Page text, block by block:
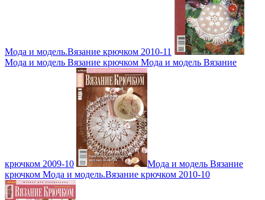
Мода и модель.Вязание крючком 2010-11
Мода и модель Вязание крючком Мода и модель Вязание
крючком 2009-10
Мода и модель Вязание
крючком Мода и модель.Вязание крючком 2010-10